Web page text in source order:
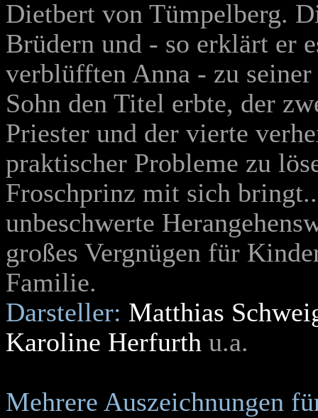
Dietbert von Tümpelberg.
Brüdern und - so erklärt er
verblüfften Anna - zu
Sohn den Titel erbte, der
Priester und der vierte
praktischer Probleme zu
Froschprinz mit sich
unbeschwerte
großes Vergnügen für
Familie.
Darsteller: Matthias
Karoline Herfurth u.a.
Mehrere Auszeichnungen